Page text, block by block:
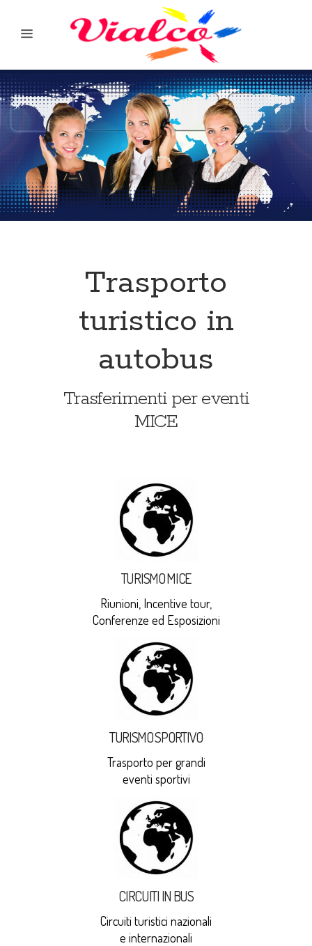
Trasporto
turistico in
autobus
Trasferimenti per eventi
MICE
TURISMO MICE
Riunioni, Incentive tour,
Conferenze ed Esposizioni
TURISMO SPORTIVO
Trasporto per grandi
eventi sportivi
CIRCUITI IN BUS
Circuiti turistici nazionali
e internazionali